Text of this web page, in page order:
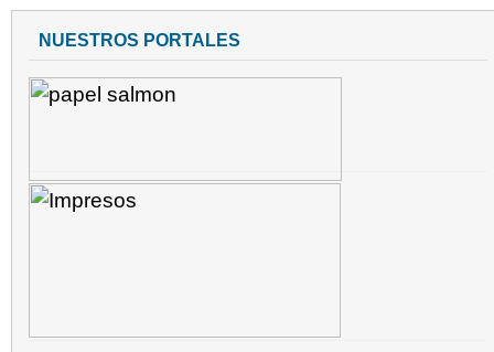
NUESTROS PORTALES